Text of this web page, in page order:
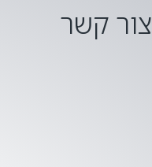
צור קשר